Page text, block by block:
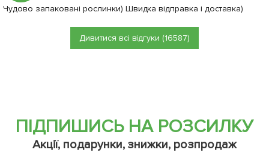
Чудово запаковані рослинки) Швидка відправка і доставка)
Дивитися всі відгуки (16587)
ПІДПИШИСЬ НА РОЗСИЛКУ
Акції, подарунки, знижки, розпродаж